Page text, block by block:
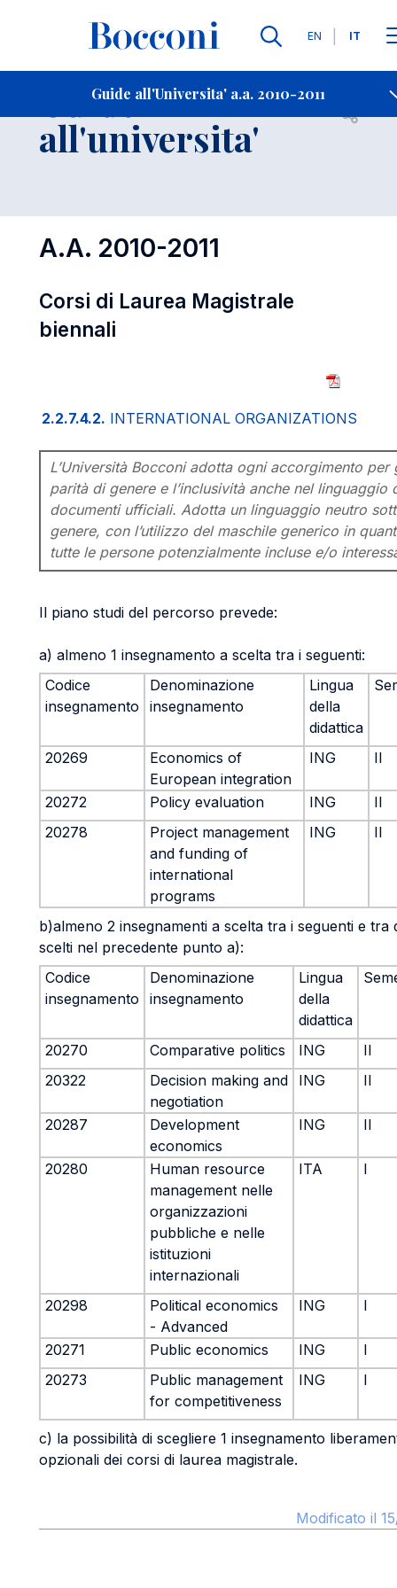
Lingue
EN IT
Guide all'Universita' a.a. 2010-2011
Guide
all'universita' Open
A.A. 2010-2011
Corsi di Laurea Magistrale
biennali
2.2.7.4.2. INTERNATIONAL ORGANIZATIONS
L’Università Bocconi adotta ogni accorgimento per
parità di genere e l’inclusività anche nel linguaggio
documenti ufficiali. Adotta un linguaggio neutro
genere, con l’utilizzo del maschile generico in
tutte le persone potenzialmente incluse e/o
Il piano studi del percorso prevede:
a) almeno 1 insegnamento a scelta tra i seguenti:
Codice
insegnamento
Denominazione
insegnamento
Lingua
della
didattica
20269
Economics of
European integration
ING II
20272 Policy evaluation ING
II
20278
Project management
and funding of
international
programs
ING II
b)almeno 2 insegnamenti a scelta tra i seguenti e tra
scelti nel precedente punto a):
Codice
insegnamento
Denominazione
insegnamento
Lingua
della
didattica
20270 Comparative politics ING
II
20322
Decision making and
negotiation
ING II
20287
Development
economics
ING II
20280
Human resource
management nelle
organizzazioni
pubbliche e nelle
istituzioni
internazionali
ITA I
20298
Political economics
- Advanced
ING I
20271 Public economics ING
I
20273
Public management
for competitiveness
ING I
c) la possibilità di scegliere 1 insegnamento
opzionali dei corsi di laurea magistrale.
Modificato il